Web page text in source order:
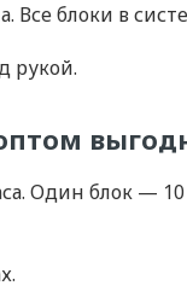
Все блоки в
рукой.
Один блок —